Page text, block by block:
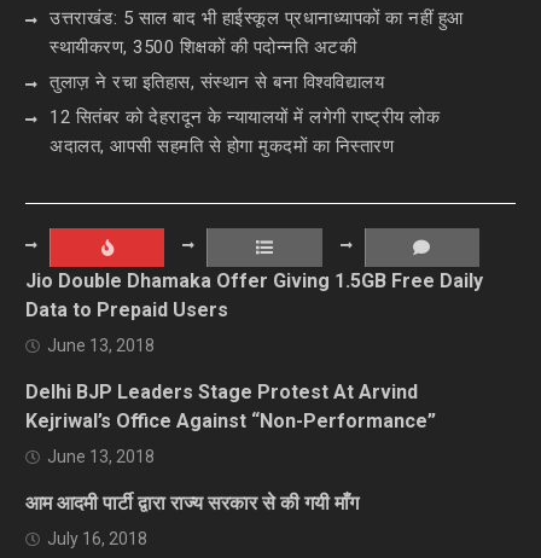
उत्तराखंड: 5 साल बाद भी हाईस्कूल प्रधानाध्यापकों का नहीं हुआ
स्थायीकरण, 3500 शिक्षकों की पदोन्नति अटकी
तुलाज़ ने रचा इतिहास, संस्थान से बना विश्वविद्यालय
12 सितंबर को देहरादून के न्यायालयों में लगेगी राष्ट्रीय लोक
अदालत, आपसी सहमति से होगा मुकदमों का निस्तारण
Jio Double Dhamaka Offer Giving 1.5GB Free Daily
Data to Prepaid Users
June 13, 2018
Delhi BJP Leaders Stage Protest At Arvind
Kejriwal’s Office Against “Non-Performance”
June 13, 2018
आम आदमी पार्टी द्वारा राज्य सरकार से की गयी माँग
July 16, 2018